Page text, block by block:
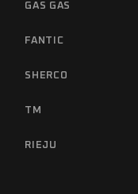
GAS GAS
FANTIC
SHERCO
TM
RIEJU